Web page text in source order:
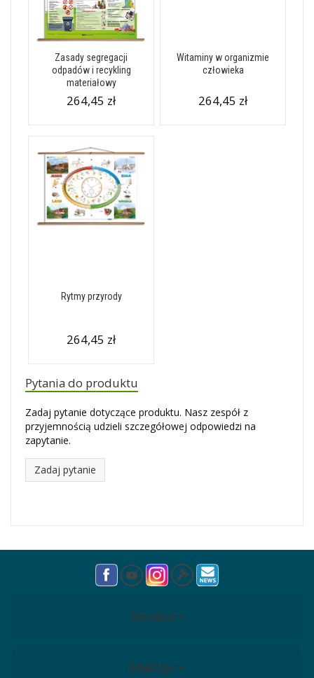
Zasady segregacji
odpadów i recykling
materiałowy
264,45 zł
Witaminy w organizmie
człowieka
264,45 zł
Rytmy przyrody
264,45 zł
Pytania do produktu
Zadaj pytanie dotyczące produktu. Nasz zespół z
przyjemnością udzieli szczegółowej odpowiedzi na
zapytanie.
Zadaj pytanie
Meridian
Edukacja